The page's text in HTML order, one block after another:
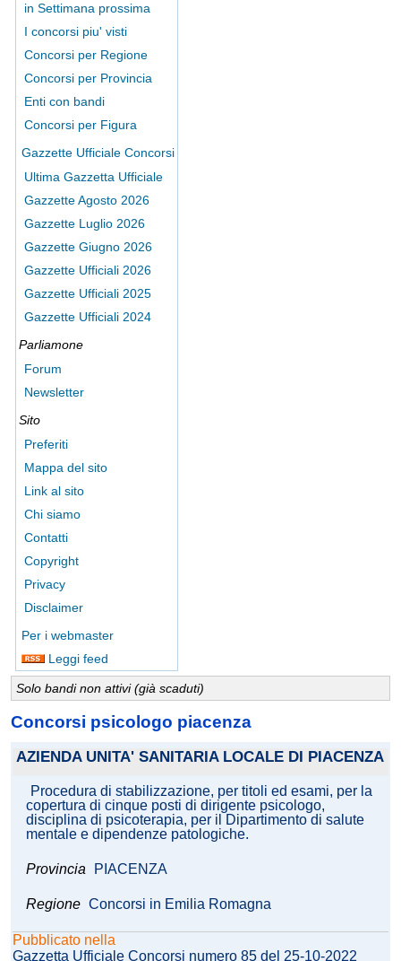
in Settimana prossima
I concorsi piu' visti
Concorsi per Regione
Concorsi per Provincia
Enti con bandi
Concorsi per Figura
Gazzette Ufficiale Concorsi
Ultima Gazzetta Ufficiale
Gazzette Agosto 2026
Gazzette Luglio 2026
Gazzette Giugno 2026
Gazzette Ufficiali 2026
Gazzette Ufficiali 2025
Gazzette Ufficiali 2024
Parliamone
Forum
Newsletter
Sito
Preferiti
Mappa del sito
Link al sito
Chi siamo
Contatti
Copyright
Privacy
Disclaimer
Per i webmaster
Leggi feed
Solo bandi non attivi (già scaduti)
Concorsi psicologo piacenza
AZIENDA UNITA' SANITARIA LOCALE DI PIACENZA
Procedura di stabilizzazione, per titoli ed esami, per la
copertura di cinque posti di dirigente psicologo,
disciplina di psicoterapia, per il Dipartimento di salute
mentale e dipendenze patologiche.
Provincia PIACENZA
Regione Concorsi in Emilia Romagna
Pubblicato nella
Gazzetta Ufficiale Concorsi numero 85 del 25-10-2022